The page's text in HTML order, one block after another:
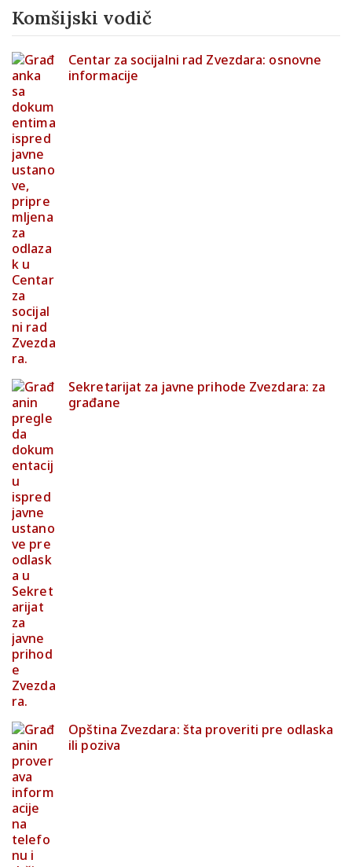
Komšijski vodič
Centar za socijalni rad Zvezdara: osnovne
informacije
Sekretarijat za javne prihode Zvezdara: za
građane
Opština Zvezdara: šta proveriti pre odlaska
ili poziva